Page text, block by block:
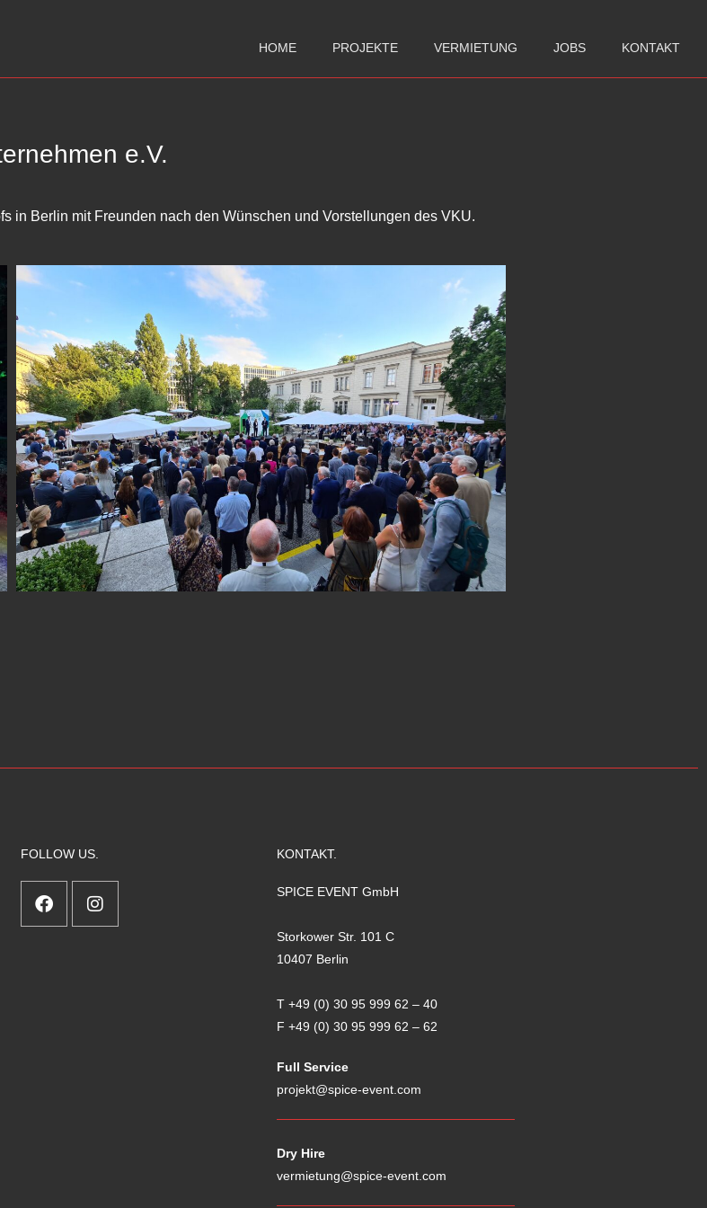
HOME PROJEKTE VERMIETUNG JOBS KONTAKT
e.V.
in Berlin mit Freunden nach den Wünschen und Vorstellungen des VKU.
FOLLOW US. KONTAKT.
SPICE EVENT GmbH
Storkower Str. 101 C
10407 Berlin
T +49 (0) 30 95 999 62 – 40
F +49 (0) 30 95 999 62 – 62
Full Service
projekt@spice-event.com
Dry Hire
vermietung@spice-event.com